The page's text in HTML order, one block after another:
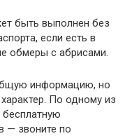
быть выполнен без
если есть в
обмеры с абрисами.
информацию, но
По одному из
— звоните по